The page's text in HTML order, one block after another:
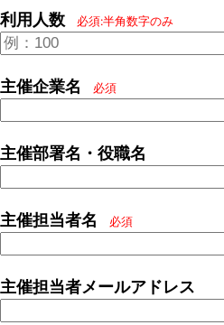
利用人数 必須:半角数字のみ
主催企業名 必須
主催部署名・役職名
主催担当者名 必須
主催担当者メールアドレス